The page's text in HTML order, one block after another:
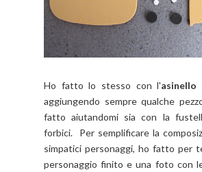
Ho fatto lo stesso con l'asinello
aggiungendo sempre qualche
fatto aiutandomi sia con la
forbici.
Per semplificare la
simpatici personaggi, ho fatto per
personaggio finito e una foto con